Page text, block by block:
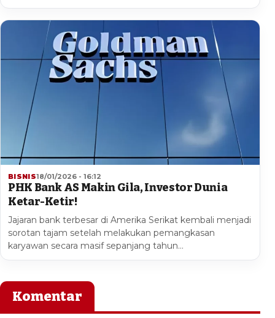
BISNIS18/01/2026 - 16:12
PHK Bank AS Makin Gila, Investor Dunia
Ketar-Ketir!
Jajaran bank terbesar di Amerika Serikat kembali menjadi
sorotan tajam setelah melakukan pemangkasan
karyawan secara masif sepanjang tahun…
Komentar